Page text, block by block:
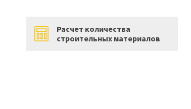
Расчет количества
строительных материалов